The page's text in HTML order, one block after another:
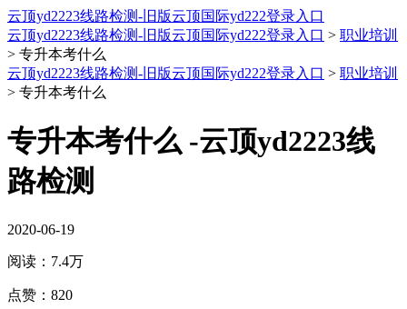
云顶yd2223线路检测-旧版云顶国际yd222登录入口
云顶yd2223线路检测-旧版云顶国际yd222登录入口 > 职业培训
> 专升本考什么
云顶yd2223线路检测-旧版云顶国际yd222登录入口 > 职业培训
> 专升本考什么
专升本考什么 -云顶yd2223线
路检测
2020-06-19
阅读： 7.4万
点赞： 820